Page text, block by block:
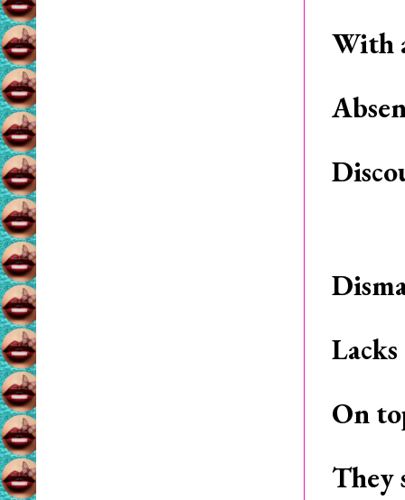
With
On
They